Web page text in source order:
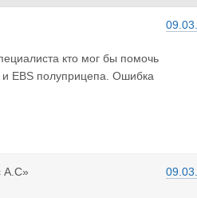
кто мог бы помочь
и EBS полуприцепа. Ошибка
А.С»